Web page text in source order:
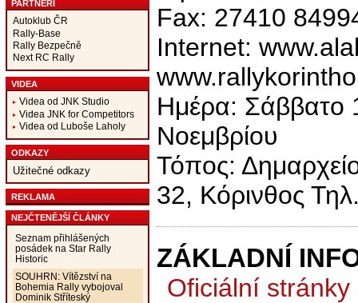
PARTNEŘI
Autoklub ČR
Rally-Base
Rally Bezpečně
Next RC Rally
VIDEA
Videa od JNK Studio
Videa JNK for Competitors
Videa od Luboše Laholy
ODKAZY
Užitečné odkazy
REKLAMA
NEJČTENĚJŠÍ ČLÁNKY
Seznam přihlášených
posádek na Star Rally
Historic
SOUHRN: Vítězství na
Bohemia Rally vybojoval
Dominik Stříteský
Fax: 27410
Internet:
Hμέρα: Σάββατο
Νοεμβρίου
Τόπος:
32, Κόρινθος
ZÁKLADNÍ
Oficiální stránky